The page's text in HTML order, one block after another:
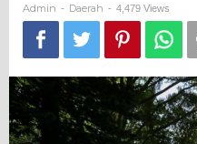
Apresiasi
Club
Otomotif
Semakin
Ramai
Admin - Daerah - 4,479 Views